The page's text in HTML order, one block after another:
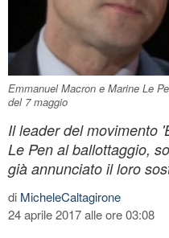
Emmanuel Macron e Marine Le
del 7 maggio
Il leader del movimento
Le Pen al ballottaggio,
già annunciato il loro
di MicheleCaltagirone
24 aprile 2017 alle ore 03:08